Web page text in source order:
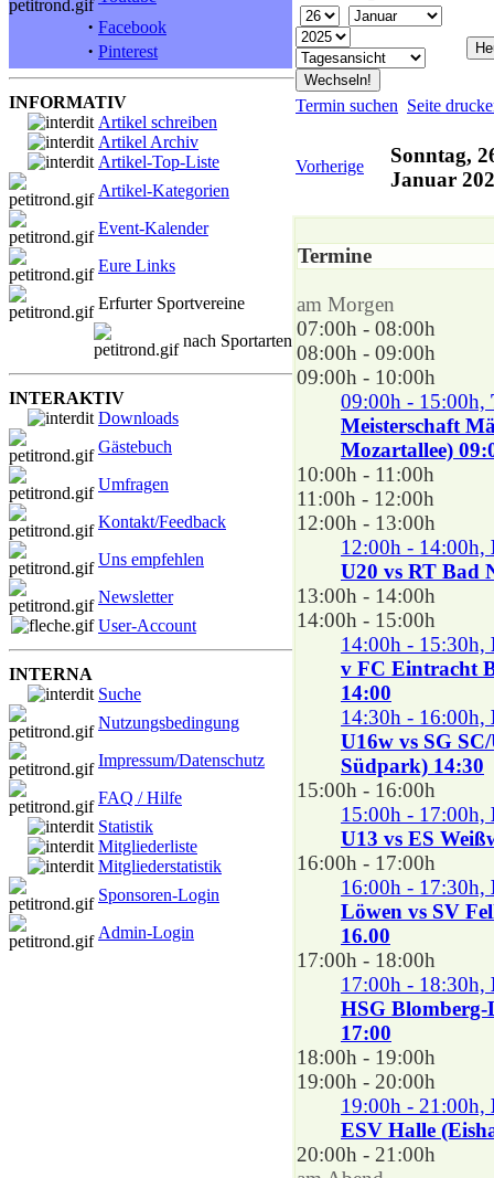
· Facebook
· Pinterest
INFORMATIV
Artikel schreiben
Artikel Archiv
Artikel-Top-Liste
Artikel-Kategorien
Event-Kalender
Eure Links
Erfurter Sportvereine
nach Sportarten
INTERAKTIV
Downloads
Gästebuch
Umfragen
Kontakt/Feedback
Uns empfehlen
Newsletter
User-Account
INTERNA
Suche
Nutzungsbedingung
Impressum/Datenschutz
FAQ / Hilfe
Statistik
Mitgliederliste
Mitgliederstatistik
Sponsoren-Login
Admin-Login
Termin suchen Seite
Vorherige
Sonntag,
Januar
Termine
am Morgen
07:00h - 08:00h
08:00h - 09:00h
09:00h - 10:00h
09:00h - 15:00h,
Meisterschaft
Mozartallee)
10:00h - 11:00h
11:00h - 12:00h
12:00h - 13:00h
12:00h - 14:00h,
U20 vs RT Bad
13:00h - 14:00h
14:00h - 15:00h
14:00h - 15:30h,
v FC Eintracht
14:00
14:30h - 16:00h,
U16w vs SG
Südpark) 14:30
15:00h - 16:00h
15:00h - 17:00h,
U13 vs ES
16:00h - 17:00h
16:00h - 17:30h,
Löwen vs SV
16.00
17:00h - 18:00h
17:00h - 18:30h,
HSG
17:00
18:00h - 19:00h
19:00h - 20:00h
19:00h - 21:00h,
ESV Halle
20:00h - 21:00h